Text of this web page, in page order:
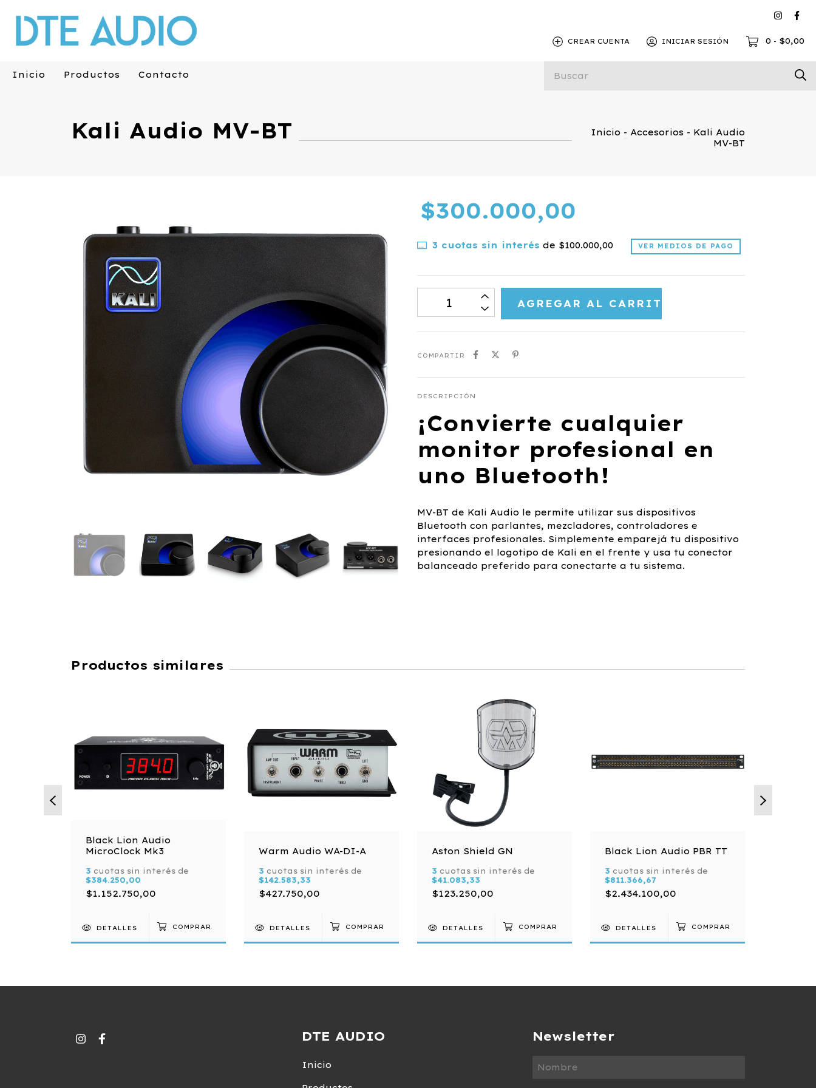
CREAR CUENTA INICIAR SESIÓN 0 - $0,00
Inicio Productos Contacto
Kali Audio MV-BT Inicio - Accesorios - Kali Audio
MV-BT
$300.000,00
3cuotas sin interés de $100.000,00 VER MEDIOS DE PAGO
COMPARTIR
DESCRIPCIÓN
¡Convierte cualquier
monitor profesional en
uno Bluetooth!
MV-BT de Kali Audio le permite utilizar sus dispositivos
Bluetooth con parlantes, mezcladores, controladores e
interfaces profesionales. Simplemente emparejá tu dispositivo
presionando el logotipo de Kali en el frente y usa tu conector
balanceado preferido para conectarte a tu sistema.
Productos similares
Black Lion Audio
MicroClock Mk3
3 cuotas sin interés de
$384.250,00
$1.152.750,00
DETALLES
Warm Audio WA-DI-A
3 cuotas sin interés de
$142.583,33
$427.750,00
DETALLES
Aston Shield GN
3 cuotas sin interés de
$41.083,33
$123.250,00
DETALLES
Black Lion Audio PBR TT
3 cuotas sin interés de
$811.366,67
$2.434.100,00
DETALLES
DTE AUDIO
Inicio
Newsletter